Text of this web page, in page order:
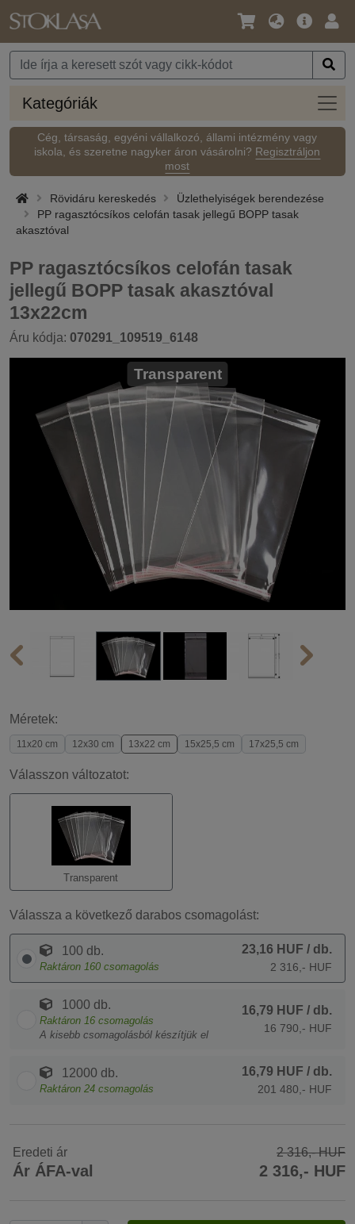
Nyelv
Pénznem
Fő
Kategóriák
Cég, társaság, egyéni vállalkozó, állami intézmény vagy
iskola, és szeretne nagyker áron vásárolni? Regisztráljon
most
Rövidáru kereskedés
Üzlethelyiségek berendezése
PP ragasztócsíkos celofán tasak jellegű BOPP tasak
akasztóval
PP ragasztócsíkos celofán tasak
jellegű BOPP tasak akasztóval
13x22cm
Áru kódja: 070291_109519_6148
Transparent
Méretek:
11x20 cm 12x30 cm 13x22 cm 15x25,5 cm 17x25,5 cm
Válasszon változatot:
Transparent
Válassza a következő darabos csomagolást:
100 db.
Raktáron 160 csomagolás
23,16 HUF / db.
2 316,- HUF
1000 db.
Raktáron 16 csomagolás
A kisebb csomagolásból készítjük el
16,79 HUF / db.
16 790,- HUF
12000 db.
Raktáron 24 csomagolás
16,79 HUF / db.
201 480,- HUF
Eredeti ár 2 316,- HUF
Ár ÁFA-val 2 316,- HUF